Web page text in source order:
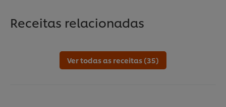
Receitas relacionadas
Ver todas as receitas (35)